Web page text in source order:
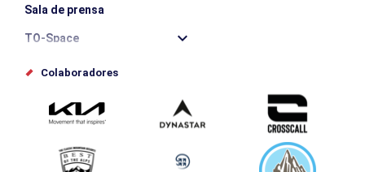
Sala de prensa
TO-Space
Offices de tourisme
Envíe su evento
Service groupes et séminaires
Colaboradores